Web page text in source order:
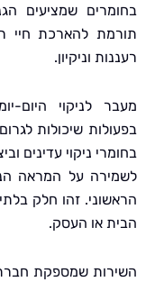
שמציעים הגנה
להארכת חיי רצפות
וניקיון.
לניקוי היום-יומי,
שיכולות לגרום
ניקוי עדינים וביצוע של
על המראה הנקי
זהו חלק בלתי נפרד
או העסק.
שמספקת חברת ניקיון